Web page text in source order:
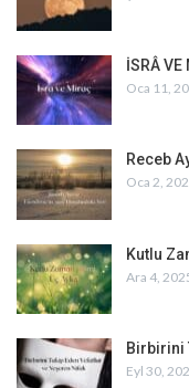
İSRÂ VE
Oca 11,
Receb
Oca 2,
Kutlu
Ara 4,
Birbirini
Eyl 30,